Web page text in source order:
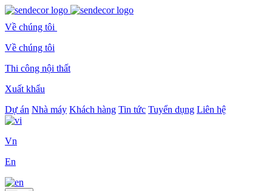
Về chúng tôi
Về chúng tôi
Thi công nội thất
Xuất khẩu
Dự án Nhà máy Khách hàng Tin tức Tuyển dụng Liên hệ
Vn
En